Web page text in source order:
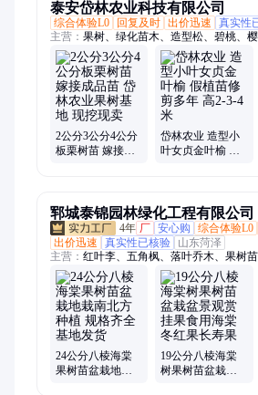
泰安岱林农业科技有限公司
综合体验L0
回复及时 出价迅速 真实性
主营： 果树、绿化苗木、造型松、碧桃、
2公分3公分4公分
板栗树苗 嫁接成
岱林农业 造型小
叶女贞金叶榆 假
郓城泰锦园林绿化工程有限公司
4年 厂 安心购 综合体验L0
出价迅速
真实性已核验
山东菏泽
主营： 红叶李、五角枫、落叶乔木、果树苗
海棠、15公分海棠、14公分海棠、11公分
李、绿化观赏造型树、行道绿化观赏树、
生紫叶李、樱花、15公分国槐、20公分国
树、黄金槐、红枫、造型松、榆叶梅、海棠
24公分八棱海棠
果树苗盆栽地栽
19公分八棱海棠
树果树苗盆栽盆